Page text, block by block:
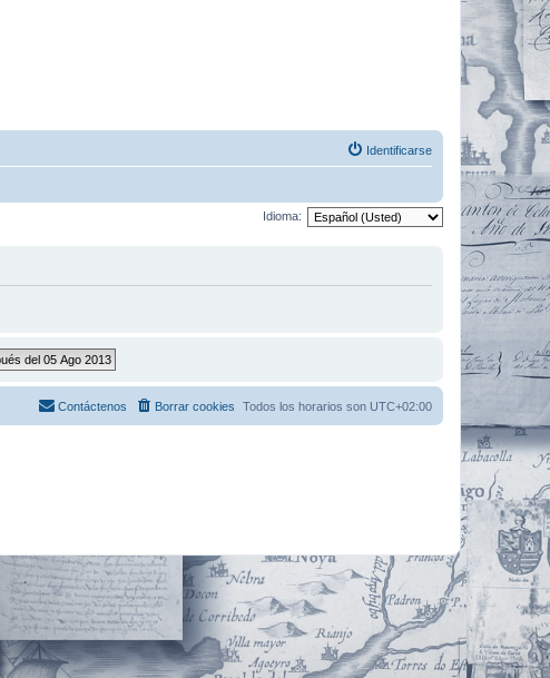
Identificarse
Idioma:
Todos los horarios son UTC+02:00
Borrar cookies
Contáctenos